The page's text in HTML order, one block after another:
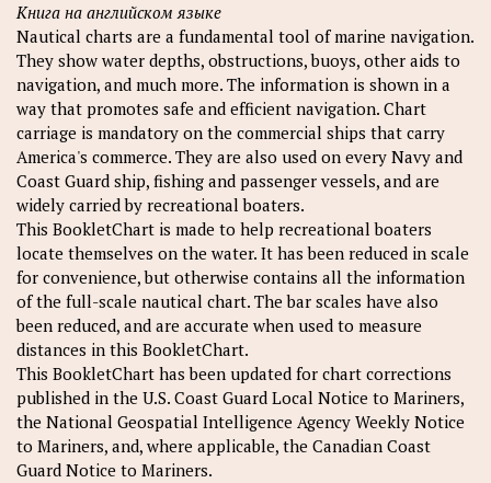
Книга на английском языке
Nautical charts are a fundamental tool of marine navigation.
They show water depths, obstructions, buoys, other aids to
navigation, and much more. The information is shown in a
way that promotes safe and efficient navigation. Chart
carriage is mandatory on the commercial ships that carry
America's commerce. They are also used on every Navy and
Coast Guard ship, fishing and passenger vessels, and are
widely carried by recreational boaters.
This BookletChart is made to help recreational boaters
locate themselves on the water. It has been reduced in scale
for convenience, but otherwise contains all the information
of the full-scale nautical chart. The bar scales have also
been reduced, and are accurate when used to measure
distances in this BookletChart.
This BookletChart has been updated for chart corrections
published in the U.S. Coast Guard Local Notice to Mariners,
the National Geospatial Intelligence Agency Weekly Notice
to Mariners, and, where applicable, the Canadian Coast
Guard Notice to Mariners.